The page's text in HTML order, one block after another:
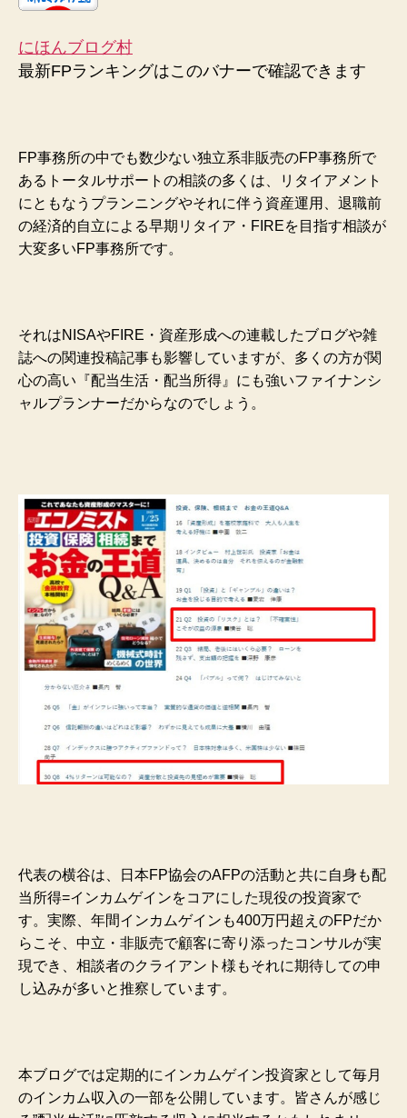
にほんブログ村
最新FPランキングはこのバナーで確認できます
FP事務所の中でも数少ない独立系非販売のFP事務所で
あるトータルサポートの相談の多くは、リタイアメント
にともなうプランニングやそれに伴う資産運用、退職前
の経済的自立による早期リタイア・FIREを目指す相談が
大変多いFP事務所です。
それはNISAやFIRE・資産形成への連載したブログや雑
誌への関連投稿記事も影響していますが、多くの方が関
心の高い『配当生活・配当所得』にも強いファイナンシ
ャルプランナーだからなのでしょう。
代表の横谷は、日本FP協会のAFPの活動と共に自身も配
当所得=インカムゲインをコアにした現役の投資家で
す。実際、年間インカムゲインも400万円超えのFPだか
らこそ、中立・非販売で顧客に寄り添ったコンサルが実
現でき、相談者のクライアント様もそれに期待しての申
し込みが多いと推察しています。
本ブログでは定期的にインカムゲイン投資家として毎月
のインカム収入の一部を公開しています。皆さんが感じ